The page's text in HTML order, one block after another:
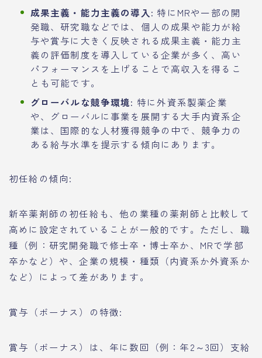
成果主義・能力主義の導入: 特にMRや一部の開
発職、研究職などでは、個人の成果や能力が給
与や賞与に大きく反映される成果主義・能力主
義の評価制度を導入している企業が多く、高い
パフォーマンスを上げることで高収入を得るこ
とも可能です。
グローバルな競争環境: 特に外資系製薬企業
や、グローバルに事業を展開する大手内資系企
業は、国際的な人材獲得競争の中で、競争力の
ある給与水準を提示する傾向にあります。
初任給の傾向:
新卒薬剤師の初任給も、他の業種の薬剤師と比較して
高めに設定されていることが一般的です。ただし、職
種（例：研究開発職で修士卒・博士卒か、MRで学部
卒かなど）や、企業の規模・種類（内資系か外資系か
など）によって差があります。
賞与（ボーナス）の特徴:
賞与（ボーナス）は、年に数回（例：年2～3回）支給